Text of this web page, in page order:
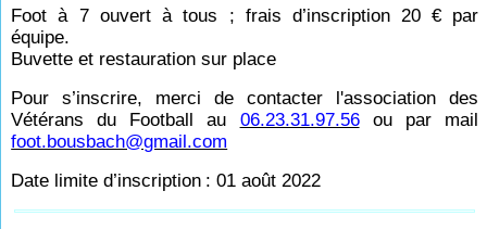
Foot à 7 ouvert à tous ; frais d’inscription 20 € par
équipe.
Buvette et restauration sur place
Pour s’inscrire, merci de contacter l'association des
Vétérans du Football au 06.23.31.97.56ou par mail
foot.bousbach@gmail.com
Date limite d’inscription : 01 août 2022